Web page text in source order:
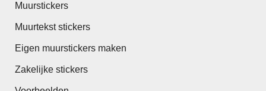
Muurstickers
Muurtekst stickers
Eigen muurstickers maken
Zakelijke stickers